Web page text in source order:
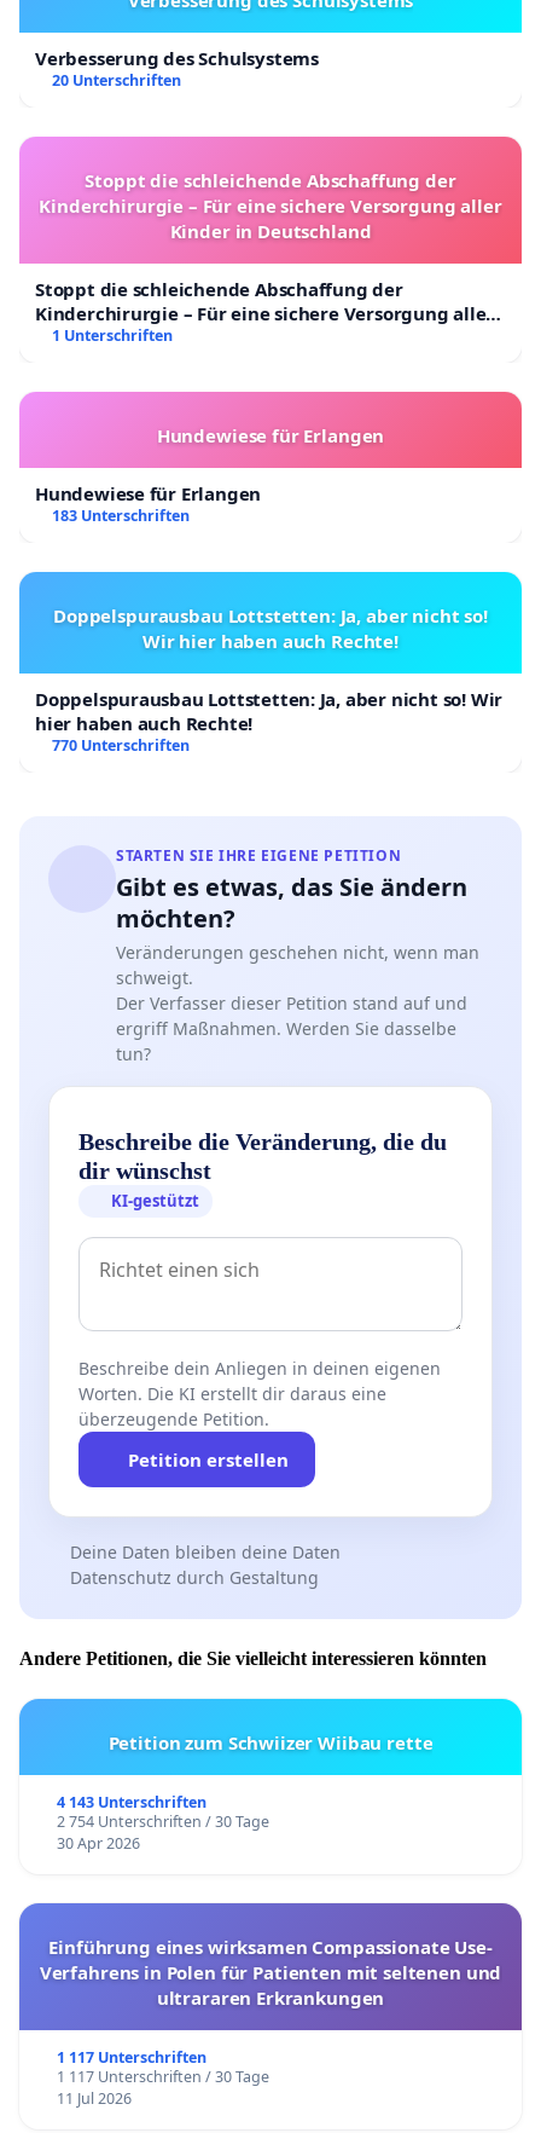
Verbesserung des Schulsystems
20 Unterschriften
Stoppt die schleichende Abschaffung der
Kinderchirurgie – Für eine sichere Versorgung aller
Kinder in Deutschland
Stoppt die schleichende Abschaffung der
Kinderchirurgie – Für eine sichere Versorgung aller
Kinder in Deutschland
1 Unterschriften
Hundewiese für Erlangen
Hundewiese für Erlangen
183 Unterschriften
Doppelspurausbau Lottstetten: Ja, aber nicht so!
Wir hier haben auch Rechte!
Doppelspurausbau Lottstetten: Ja, aber nicht so! Wir
hier haben auch Rechte!
770 Unterschriften
STARTEN SIE IHRE EIGENE PETITION
Gibt es etwas, das Sie ändern
möchten?
Veränderungen geschehen nicht, wenn man
schweigt.
Der Verfasser dieser Petition stand auf und
ergriff Maßnahmen. Werden Sie dasselbe
tun?
Beschreibe die Veränderung, die du
dir wünschst
KI-gestützt
Beschreibe dein Anliegen in deinen eigenen
Worten. Die KI erstellt dir daraus eine
überzeugende Petition.
Petition erstellen
Deine Daten bleiben deine Daten
Datenschutz durch Gestaltung
Andere Petitionen, die Sie vielleicht interessieren könnten
Petition zum Schwiizer Wiibau rette
4 143 Unterschriften
2 754 Unterschriften / 30 Tage
30 Apr 2026
Einführung eines wirksamen Compassionate Use-
Verfahrens in Polen für Patienten mit seltenen und
ultrararen Erkrankungen
1 117 Unterschriften
1 117 Unterschriften / 30 Tage
11 Jul 2026